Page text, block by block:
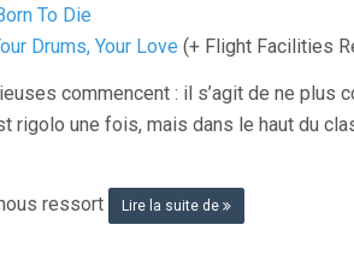
To Die
Drums, Your Love (+ Flight Facilities
commencent : il s’agit de ne plus
rigolo une fois, mais dans le haut du
ressort Lire la suite de